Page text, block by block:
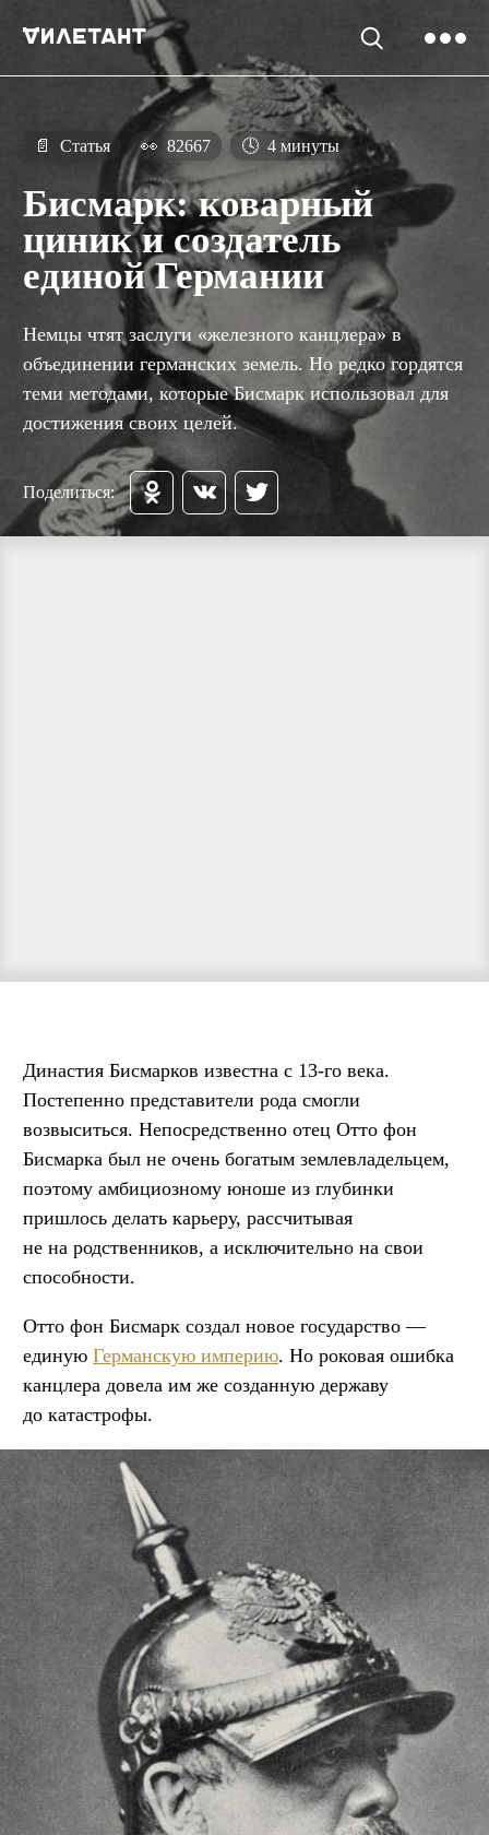
📄 Статья 👀 82667 🕓 4 минуты
Бисмарк: коварный
циник и создатель
единой Германии
Немцы чтят заслуги «железного канцлера» в
объединении германских земель. Но редко гордятся
теми методами, которые Бисмарк использовал для
достижения своих целей.
Поделиться:
Династия Бисмарков известна с 13-го века.
Постепенно представители рода смогли
возвыситься. Непосредственно отец Отто фон
Бисмарка был не очень богатым землевладельцем,
поэтому амбициозному юноше из глубинки
пришлось делать карьеру, рассчитывая
не на родственников, а исключительно на свои
способности.
Отто фон Бисмарк создал новое государство —
единую Германскую империю. Но роковая ошибка
канцлера довела им же созданную державу
до катастрофы.